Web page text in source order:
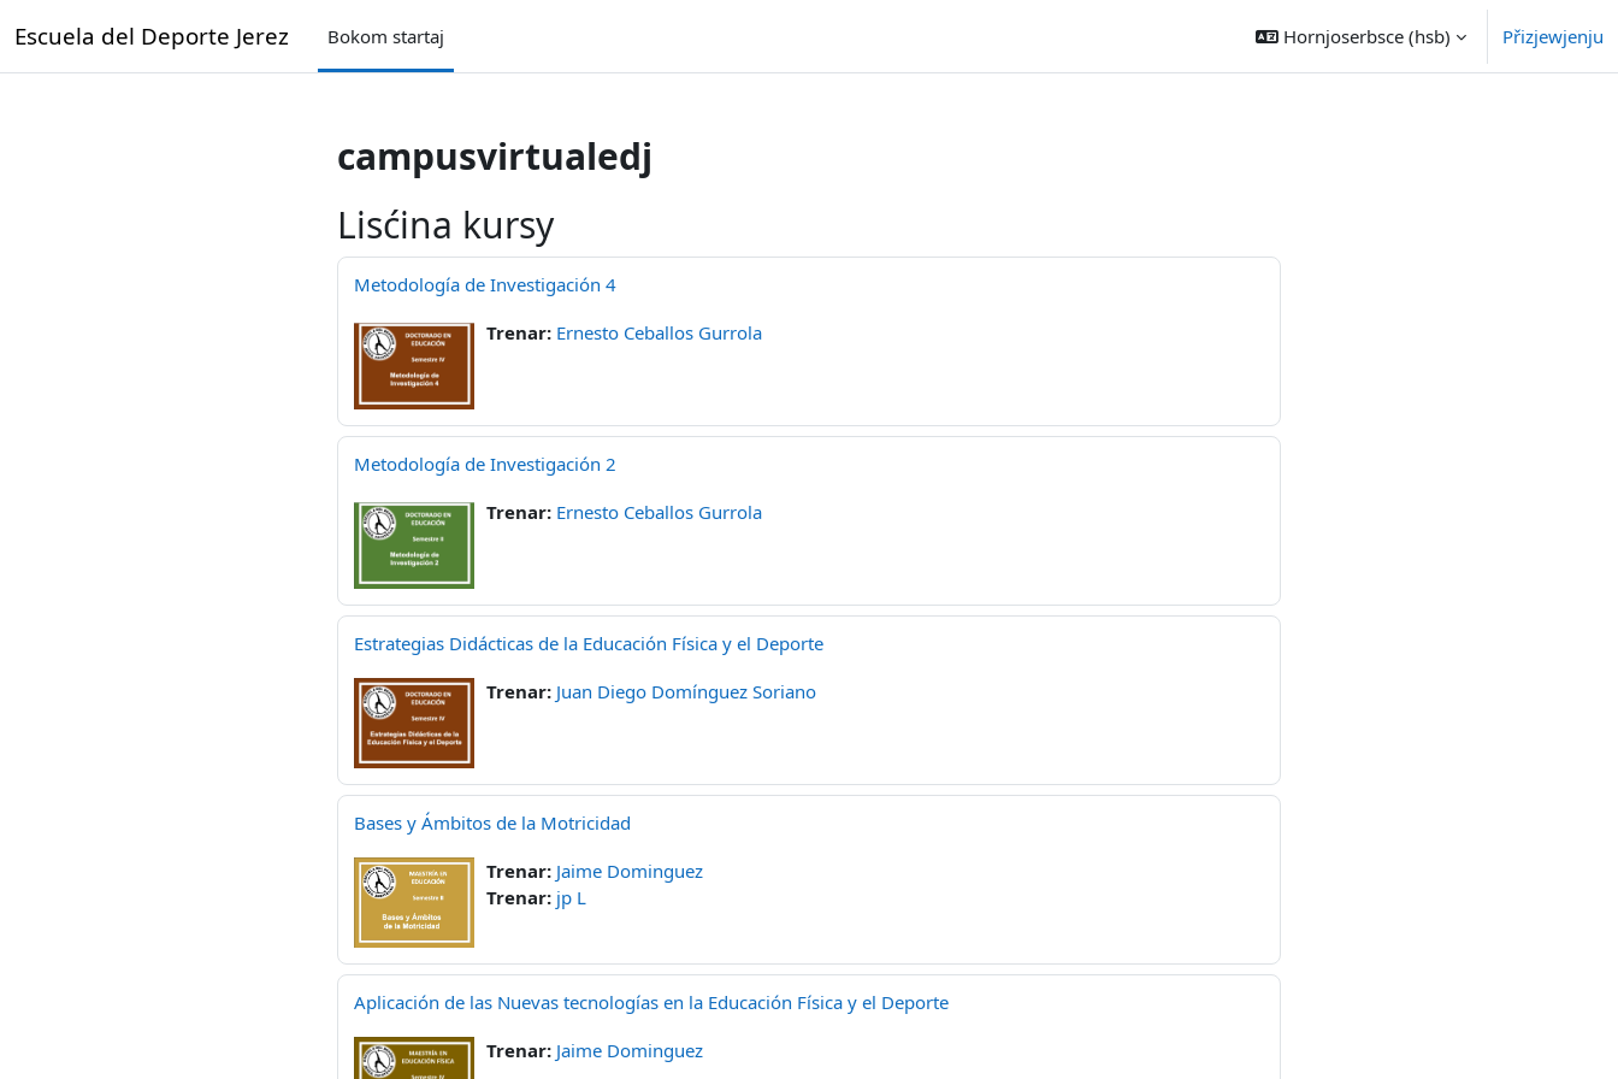
Escuela del Deporte Jerez Bokom startaj Hornjoserbsce ‎(hsb)‎ Přizjewjenju
campusvirtualedj
Lisćina kursy
Metodología de Investigación 4
Trenar: Ernesto Ceballos Gurrola
Metodología de Investigación 2
Trenar: Ernesto Ceballos Gurrola
Estrategias Didácticas de la Educación Física y el Deporte
Trenar: Juan Diego Domínguez Soriano
Bases y Ámbitos de la Motricidad
Trenar: Jaime Dominguez
Trenar: jp L
Aplicación de las Nuevas tecnologías en la Educación Física y el Deporte
Trenar: Jaime Dominguez